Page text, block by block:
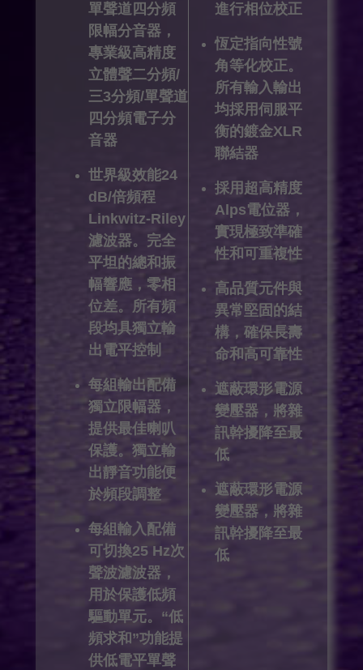
單聲道四分頻
限幅分音器，
專業級高精度
立體聲二分頻/
三3分頻/單聲道
四分頻電子分
音器
世界級效能24
dB/倍頻程
Linkwitz-Riley
濾波器。完全
平坦的總和振
幅響應，零相
位差。所有頻
段均具獨立輸
出電平控制
每組輸出配備
獨立限幅器，
提供最佳喇叭
保護。獨立輸
出靜音功能便
於頻段調整
每組輸入配備
可切換25 Hz次
聲波濾波器，
用於保護低頻
驅動單元。“低
頻求和”功能提
供低電平單聲
進行相位校正
恆定指向性號
角等化校正。
所有輸入輸出
均採用伺服平
衡的鍍金XLR
聯結器
採用超高精度
Alps電位器，
實現極致準確
性和可重複性
高品質元件與
異常堅固的結
構，確保長壽
命和高可靠性
遮蔽環形電源
變壓器，將雜
訊幹擾降至最
低
遮蔽環形電源
變壓器，將雜
訊幹擾降至最
低